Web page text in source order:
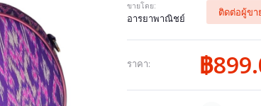
ขายโดย:
อารยาพาณิชย์
ติดต่อผู้ขา
ราคา: ฿